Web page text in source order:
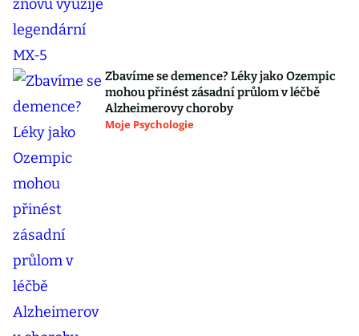
Zbavíme se demence? Léky jako Ozempic
mohou přinést zásadní průlom v léčbě
Alzheimerovy choroby
Moje Psychologie